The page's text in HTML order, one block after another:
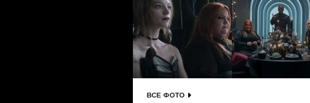
ВСЕ ФОТО